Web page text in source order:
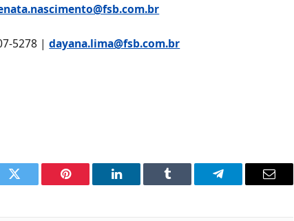
5278 |dayana.lima@fsb.com.br
Twitter Pinterest LinkedIn Tumblr Telegram Email